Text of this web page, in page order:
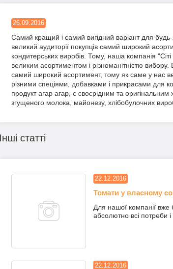
26.09.2016
Самий кращий і самий вигідний варіант для
великий аудиторії покупців самий широкий
кондитерських виробів Тому, наша компанія "Сіті
великим асортиментом і різноманітністю вибору.
самий широкий асортимент, тому як саме у нас
різними спеціями добавками і прикрасами для
продукт агар агар є своєрідним та оригінальним
згущеного молока майонезу, хлібобулочних
Інші статті
22.12.2016
Томати у власному
Для нашої компанії вже
абсолютно всі потреби
22.12.2016